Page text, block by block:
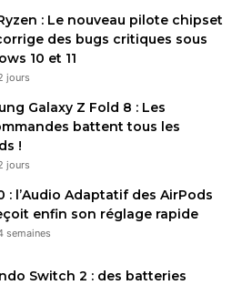
: Le nouveau pilote chipset
des bugs critiques sous
10 et 11
jours
Galaxy Z Fold 8 : Les
battent tous les
!
jours
: l’Audio Adaptatif des AirPods
enfin son réglage rapide
semaines
Switch 2 : des batteries